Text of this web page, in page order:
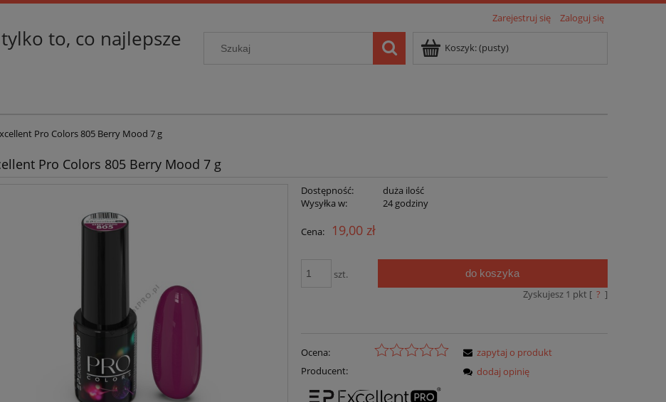
Zarejestruj się Zaloguj się
to, co najlepsze Koszyk:(pusty)
Pro Colors 805 Berry Mood 7 g
Pro Colors 805 Berry Mood 7 g
Dostępność:
duża ilość
Wysyłka w:
24 godziny
Cena: 19,00 zł
szt. do koszyka
Zyskujesz 1 pkt [ ? ]
Ocena:
Producent:
zapytaj o produkt
dodaj opinię